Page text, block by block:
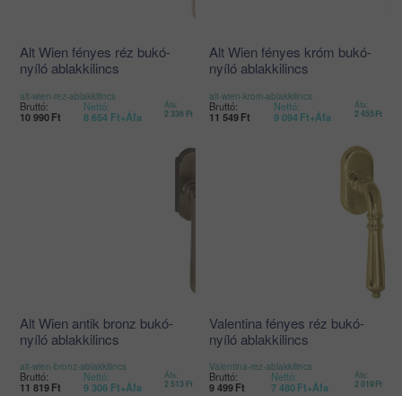
Alt Wien fényes réz bukó-
nyíló ablakkilincs
alt-wien-rez-ablakkilincs
Bruttó:
10 990 Ft
Nettó:
8 654 Ft+Áfa
Áfa:
2 336 Ft
Alt Wien fényes króm bukó-
nyíló ablakkilincs
alt-wien-krom-ablakkilincs
Bruttó:
11 549 Ft
Nettó:
9 094 Ft+Áfa
Áfa:
2 455Ft
Alt Wien antik bronz bukó-
nyíló ablakkilincs
alt-wien-bronz-ablakkilincs
Bruttó:
11 819 Ft
Nettó:
9 306 Ft+Áfa
Áfa:
2 513 Ft
Valentina fényes réz bukó-
nyíló ablakkilincs
Valentina-rez-ablakkilincs
Bruttó:
9 499 Ft
Nettó:
7 480 Ft+Áfa
Áfa:
2 019Ft